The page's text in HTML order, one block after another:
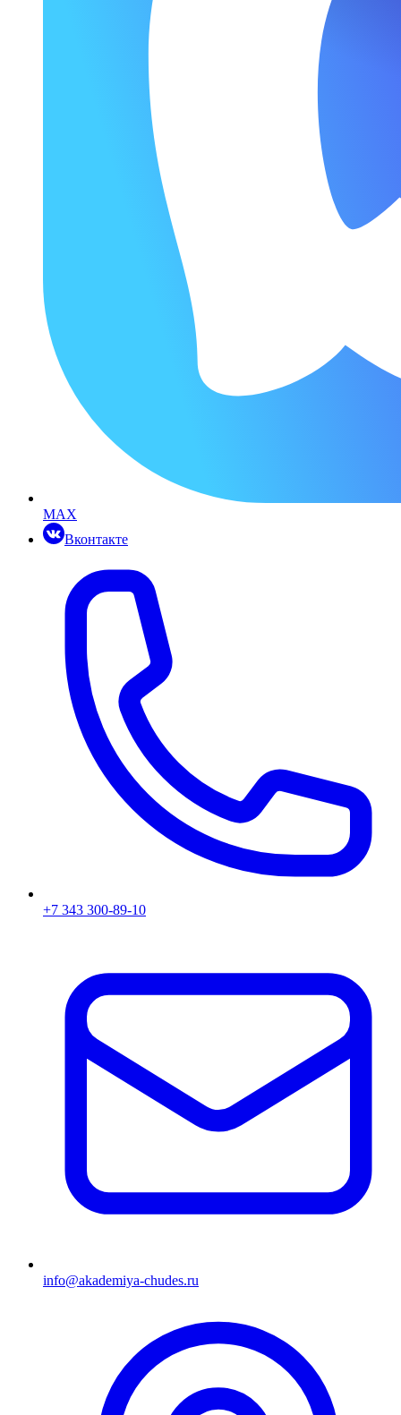
MAX
Вконтакте
+7 343 300-89-10
info@akademiya-chudes.ru